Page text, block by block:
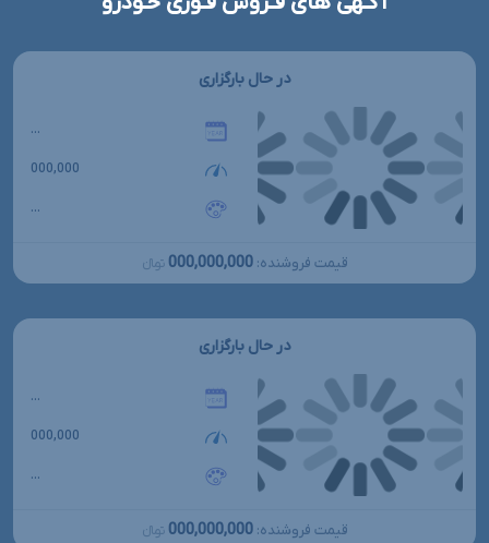
در حال بارگزاری
...
000,000
...
قیمت فروشنده: 000,000,000 تومانءءء
در حال بارگزاری
...
000,000
...
قیمت فروشنده: 000,000,000 تومانءءء